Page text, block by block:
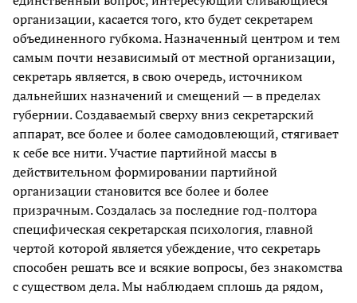
организации, касается того, кто будет секретарем
объединенного губкома. Назначенный центром и тем
самым почти независимый от местной организации,
секретарь является, в свою очередь, источником
дальнейших назначений и смещений — в пределах
губернии. Создаваемый сверху вниз секретарский
аппарат, все более и более самодовлеющий, стягивает
к себе все нити. Участие партийной массы в
действительном формировании партийной
организации становится все более и более
призрачным. Создалась за последние год-полтора
специфическая секретарская психология, главной
чертой которой является убеждение, что секретарь
способен решать все и всякие вопросы, без знакомства
с существом дела. Мы наблюдаем сплошь да рядом,